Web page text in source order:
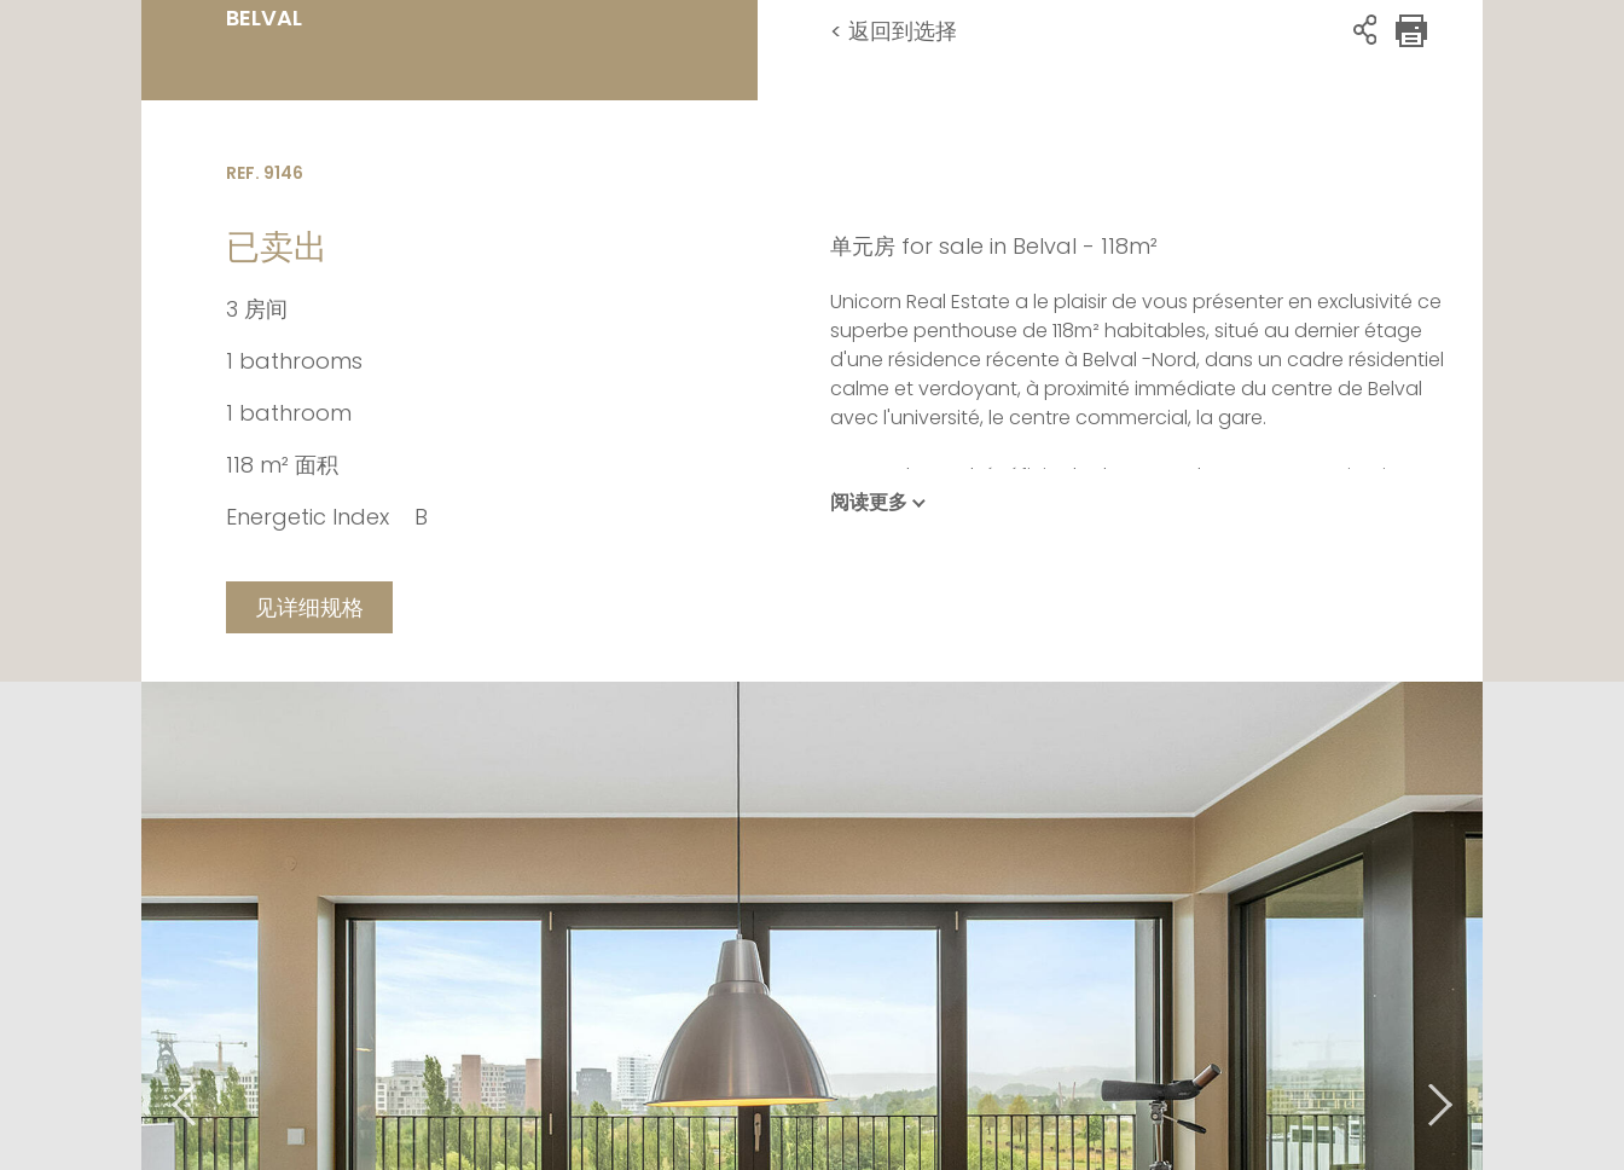
BELVAL < 返回到选择
REF. 9146
已卖出
3 房间
1 bathrooms
1 bathroom
118 m² 面积
Energetic Index
B
见详细规格
单元房 for sale in Belval - 118m²
Unicorn Real Estate a le plaisir de vous présenter en exclusivité ce
superbe penthouse de 118m² habitables, situé au dernier étage
d'une résidence récente à Belval -Nord, dans un cadre résidentiel
calme et verdoyant, à proximité immédiate du centre de Belval
avec l'université, le centre commercial, la gare.
Ce penthouse bénéficie de deux superbes terrasses privatives
totalisant plus de 100 m², offrant des vues dégagées sur la
baies vitrées donnant accès à la terrasse principale. L'ambiance
est élégante et chaleureuse, idéale pour recevoir ou profiter du
La cuisine séparée de 11 m², moderne et parfaitement équipée,
bénéficie également d'une ouverture vers l'extérieur, renforçant
la fluidité et le caractère pratique de l'agencement.
Trois chambres spacieuses viennent compléter le bien, dont une
suite parentale de 16 m². L'appartement dispose par ailleurs d'une
salle de bain de 8 m² avec baignoire et double vasque, d'une
salle de douche moderne de 5 m² et de deux WC séparés,
Cet ensemble est complété par une terrasse de 80m2 au 6éme
étage qui vous permet de vous évader en toute discrétion entre
ciel et terre.
阅读更多